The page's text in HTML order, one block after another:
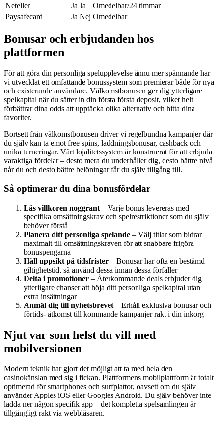
Neteller
Ja Ja
Omedelbar/24 timmar
Paysafecard
Ja Nej Omedelbar
Bonusar och erbjudanden hos
plattformen
För att göra din personliga spelupplevelse ännu mer spännande har
vi utvecklat ett omfattande bonussystem som premierar både för nya
och existerande användare. Välkomstbonusen ger dig ytterligare
spelkapital när du sätter in din första första deposit, vilket helt
förbättrar dina odds att upptäcka olika alternativ och hitta dina
favoriter.
Bortsett från välkomstbonusen driver vi regelbundna kampanjer där
du själv kan ta emot free spins, laddningsbonusar, cashback och
unika turneringar. Vårt lojalitetssystem är konstruerat för att erbjuda
varaktiga fördelar – desto mera du underhåller dig, desto bättre nivå
når du och desto bättre belöningar får du själv tillgång till.
Så optimerar du dina bonusfördelar
Läs villkoren noggrant – Varje bonus levereras med
specifika omsättningskrav och spelrestriktioner som du själv
behöver förstå
Planera ditt personliga spelande – Välj titlar som bidrar
maximalt till omsättningskraven för att snabbare frigöra
bonuspengarna
Håll uppsikt på tidsfrister – Bonusar har ofta en bestämd
giltighetstid, så använd dessa innan dessa förfaller
Delta i promotioner – Återkommande deals erbjuder dig
ytterligare chanser att höja ditt personliga spelkapital utan
extra insättningar
Anmäl dig till nyhetsbrevet – Erhåll exklusiva bonusar och
förtids- åtkomst till kommande kampanjer rakt i din inkorg
Njut var som helst du vill med
mobilversionen
Modern teknik har gjort det möjligt att ta med hela den
casinokänslan med sig i fickan. Plattformens mobilplattform är totalt
optimerad för smartphones och surfplattor, oavsett om du själv
använder Apples iOS eller Googles Android. Du själv behöver inte
ladda ner någon specifik app – det kompletta spelsamlingen är
tillgängligt rakt via webbläsaren.